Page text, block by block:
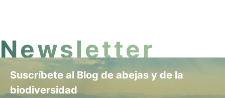
Newsletter
Suscríbete al Blog de abejas y de la
biodiversidad